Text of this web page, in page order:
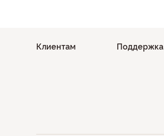
Клиентам Поддержка